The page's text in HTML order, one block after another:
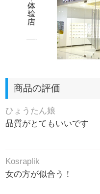
商品の評価
ひょうたん娘
品質がとてもいいです
Kosraplik
女の方が似合う！